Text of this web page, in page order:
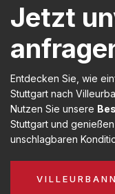
Jetzt
Entdecken Sie, wie
Stuttgart nach
Nutzen Sie unsere
Stuttgart und
unschlagbaren